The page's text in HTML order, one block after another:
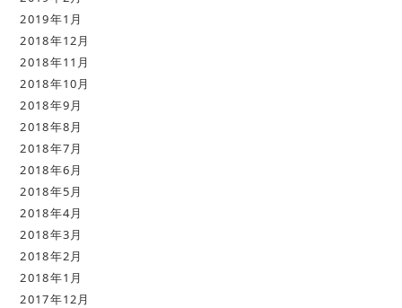
2019年1月
2018年12月
2018年11月
2018年10月
2018年9月
2018年8月
2018年7月
2018年6月
2018年5月
2018年4月
2018年3月
2018年2月
2018年1月
2017年12月